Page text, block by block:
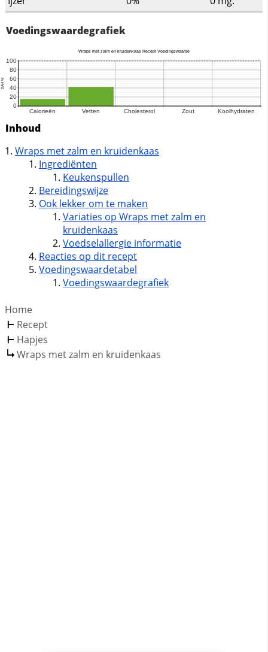
Voedingswaardegrafiek
Inhoud
Wraps met zalm en kruidenkaas
Ingrediënten
Keukenspullen
Bereidingswijze
Ook lekker om te maken
Variaties op Wraps met zalm en
kruidenkaas
Voedselallergie informatie
Reacties op dit recept
Voedingswaardetabel
Voedingswaardegrafiek
Home
Recept
Hapjes
Wraps met zalm en kruidenkaas